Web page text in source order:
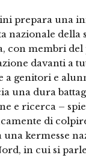
prepara una
nazionale della
con membri del
davanti a
a genitori e
una dura
e ricerca –
di
una kermesse
in cui si